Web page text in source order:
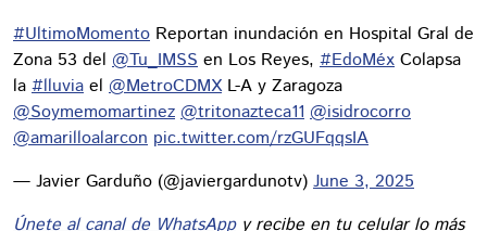
#UltimoMomento Reportan inundación en Hospital Gral de
Zona 53 del @Tu_IMSS en Los Reyes, #EdoMéx Colapsa
la #lluvia el @MetroCDMXL-A y Zaragoza
@Soymemomartinez @tritonazteca11 @isidrocorro
@amarilloalarcon pic.twitter.com/rzGUFqqsIA
— Javier Garduño (@javiergardunotv) June 3, 2025
Únete al canal de WhatsAppy recibe en tu celular lo más